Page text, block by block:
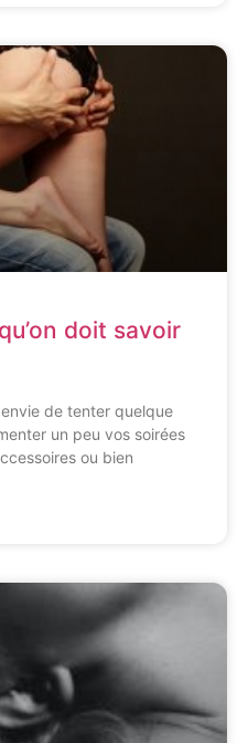
doit savoir
de tenter quelque
un peu vos soirées
ou bien